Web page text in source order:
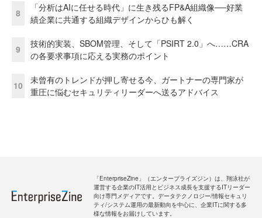
8
「分析はAIに任せる時代」に生き残るFP&A組織像──好業
績企業に共通する組織デザインからひも解く
9
技術的実装、SBOM管理、そして「PSIRT 2.0」へ……CRA
の各要求事項に応える実務のポイント
10
未曾有のトレンドが押し寄せる今、ガートナーの専門家が
重圧に悩むセキュリティリーダーへ送るアドバイス
「EnterpriseZine」（エンタープライズジン）は、翔泳社が
運営する企業のIT活用とビジネス成長を支援するITリーダー
向け専門メディアです。データテクノロジー/情報セキュリ
ティ/システム運用の最新動向を中心に、企業ITに関する多
様な情報をお届けしています。